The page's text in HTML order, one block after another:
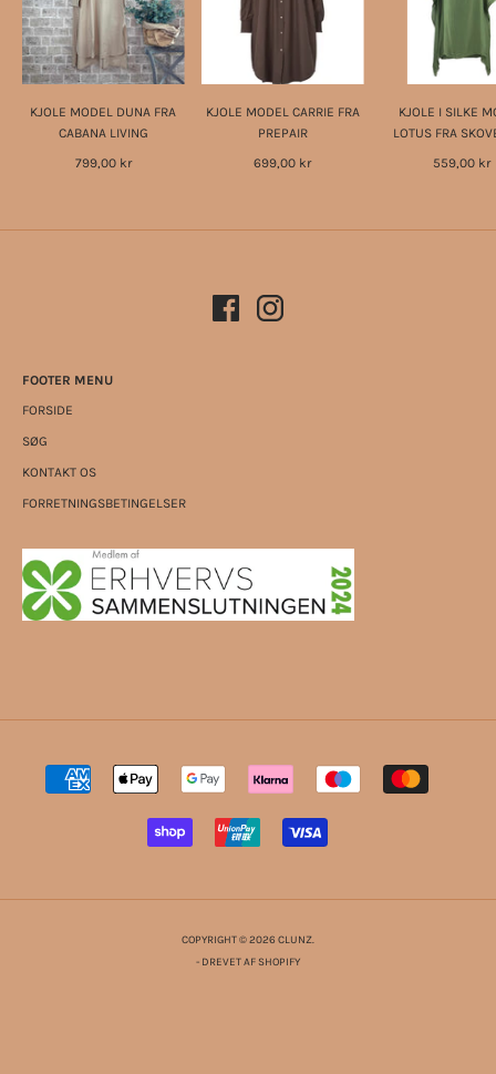
KJOLE MODEL DUNA FRA
CABANA LIVING
799,00 kr
KJOLE MODEL CARRIE FRA
PREPAIR
699,00 kr
KJOLE I SILKE
LOTUS FRA
559,00 kr
FOOTER MENU
FORSIDE
SØG
KONTAKT OS
FORRETNINGSBETINGELSER
COPYRIGHT © 2026 CLUNZ.
- DREVET AF SHOPIFY